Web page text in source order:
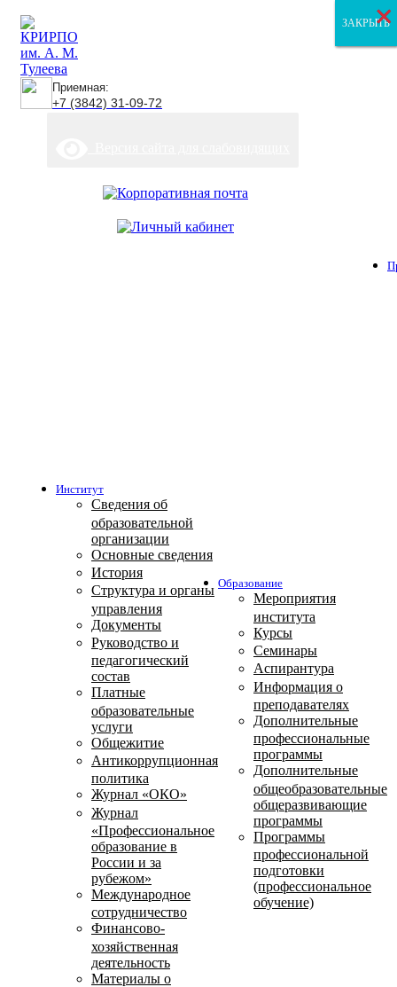
Приемная:
+7 (3842) 31-09-72
Институт
Сведения об
образовательной
организации
Основные сведения
История
Структура и органы
управления
Документы
Руководство и
педагогический
состав
Платные
образовательные
услуги
Общежитие
Антикоррупционная
политика
Журнал «ОКО»
Журнал
«Профессиональное
образование в
России и за
рубежом»
Международное
сотрудничество
Финансово-
хозяйственная
деятельность
Материалы о
Образование
Мероприятия
института
Курсы
Семинары
Аспирантура
Информация о
преподавателях
Дополнительные
профессиональные
программы
Дополнительные
общеобразовательные
общеразвивающие
программы
Программы
профессиональной
подготовки
(профессиональное
обучение)
ЗАКРЫТЬ
ЗАКРЫТЬ
ЗАКРЫТЬ
×
×
×